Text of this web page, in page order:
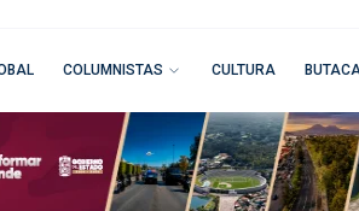
COLUMNISTAS CULTURA